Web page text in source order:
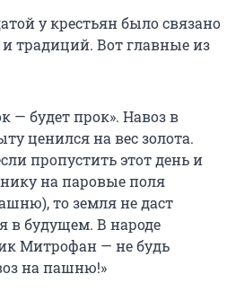
у крестьян было связано
традиций. Вот главные из
— будет прок». Навоз в
ценился на вес золота.
пропустить этот день и
на паровые поля
то земля не даст
в будущем. В народе
Митрофан — не будь
на пашню!»